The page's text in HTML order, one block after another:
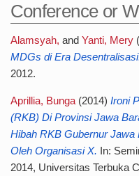
Conference or
Alamsyah, and Yanti, Mery
MDGs di Era
2012.
Aprillia, Bunga(2014) Ironi
(RKB) Di Provinsi Jawa
Hibah RKB Gubernur Jawa
Oleh Organisasi X. In:
2014, Universitas Terbuka